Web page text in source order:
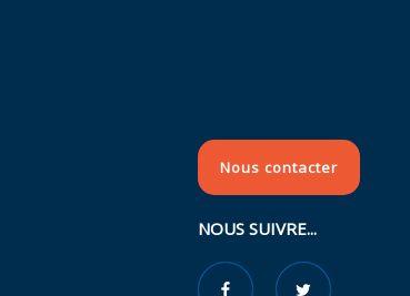
Nous contacter
NOUS SUIVRE...